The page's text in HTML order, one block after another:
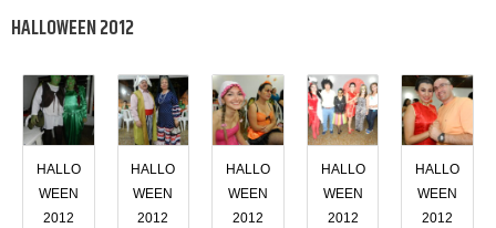
HALLOWEEN 2012
HALLO
WEEN
2012
HALLO
WEEN
2012
HALLO
WEEN
2012
HALLO
WEEN
2012
HALLO
WEEN
2012